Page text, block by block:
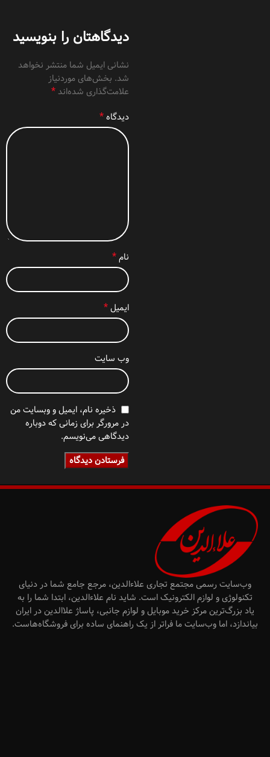
دیدگاهتان را بنویسید
نشانی ایمیل شما منتشر نخواهد
شد. بخش‌های موردنیاز
علامت‌گذاری شده‌اند *
دیدگاه*
نام*
ایمیل*
وب‌ سایت
ذخیره نام، ایمیل و وبسایت من
در مرورگر برای زمانی که دوباره
دیدگاهی می‌نویسم.
وب‌سایت رسمی مجتمع تجاری علاءالدین، مرجع جامع شما در دنیای
تکنولوژی و لوازم الکترونیک است. شاید نام علاءالدین، ابتدا شما را به
یاد بزرگ‌ترین مرکز خرید موبایل و لوازم جانبی، پاساژ علاالدین در ایران
بیاندازد، اما وب‌سایت ما فراتر از یک راهنمای ساده برای فروشگاه‌هاست.